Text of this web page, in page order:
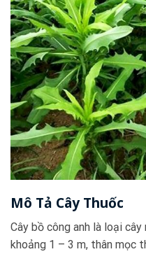
Mô Tả Cây Thuốc
Cây bồ công anh là loại
khoảng 1 – 3 m, thân mọc